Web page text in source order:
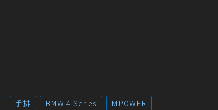
手排 BMW 4-Series MPOWER